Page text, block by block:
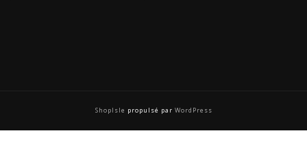
ShopIsle propulsé par WordPress